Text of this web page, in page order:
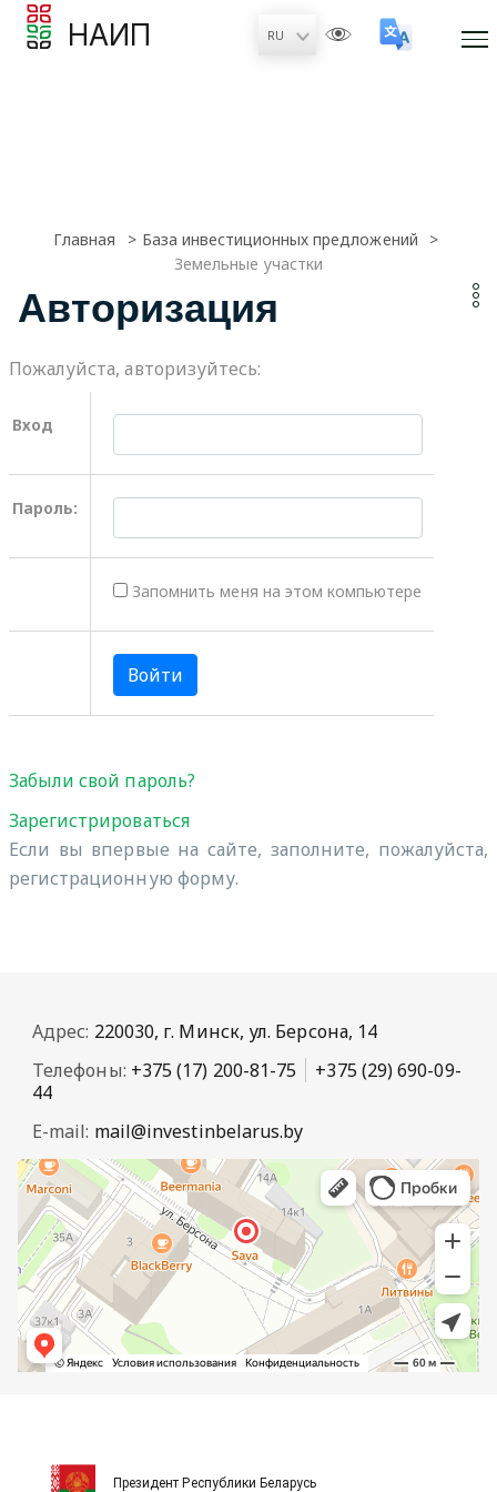
НАИП
Главная
База инвестиционных предложений
Земельные участки
Авторизация
Пожалуйста, авторизуйтесь:
Вход
Пароль:
Запомнить меня на этом компьютере
Забыли свой пароль?
Зарегистрироваться
Если вы впервые на сайте, заполните, пожалуйста,
регистрационную форму.
Адрес: 220030, г. Минск, ул. Берсона, 14
Телефоны: +375 (17) 200-81-75
+375 (29) 690-09-
44
E-mail: mail@investinbelarus.by
Президент Республики Беларусь